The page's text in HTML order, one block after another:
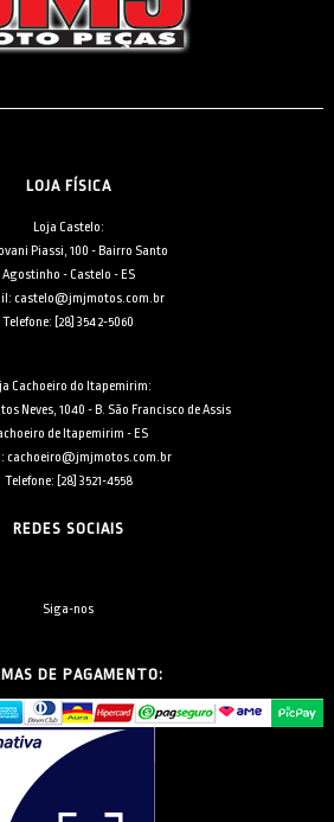
LOJA FÍSICA
Loja Castelo:
Piassi, 100 - Bairro Santo
Agostinho - Castelo - ES
castelo@jmjmotos.com.br
Telefone: [28] 3542-5060
Cachoeiro do Itapemirim:
Neves, 1040 - B. São Francisco de Assis
de Itapemirim - ES
cachoeiro@jmjmotos.com.br
Telefone: [28] 3521-4558
REDES SOCIAIS
Siga-nos
DE PAGAMENTO: